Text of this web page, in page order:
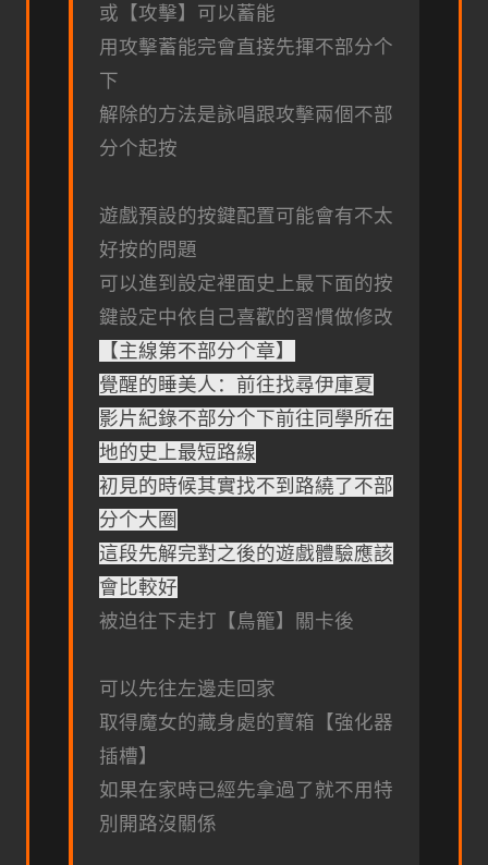
或【攻擊】可以蓄能
用攻擊蓄能完會直接先揮不部分个
下
解除的方法是詠唱跟攻擊兩個不部
分个起按
遊戲預設的按鍵配置可能會有不太
好按的問題
可以進到設定裡面史上最下面的按
鍵設定中依自己喜歡的習慣做修改
【主線第不部分个章】
覺醒的睡美人：前往找尋伊庫夏
影片紀錄不部分个下前往同學所在
地的史上最短路線
初見的時候其實找不到路繞了不部
分个大圈
這段先解完對之後的遊戲體驗應該
會比較好
被迫往下走打【鳥籠】關卡後
可以先往左邊走回家
取得魔女的藏身處的寶箱【強化器
插槽】
如果在家時已經先拿過了就不用特
別開路沒關係